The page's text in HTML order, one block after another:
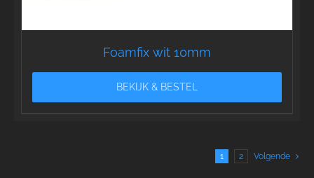
Foamfix wit 10mm
BEKIJK & BESTEL
1 2 Volgende